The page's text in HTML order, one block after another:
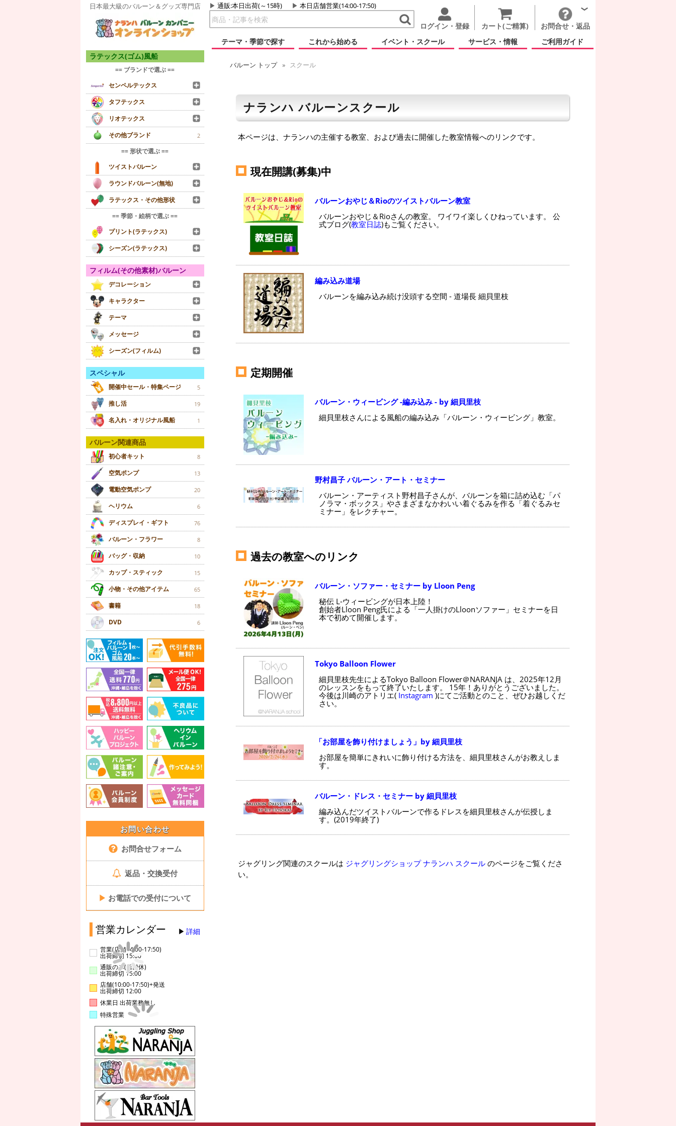
日本最大級のバルーン＆グッズ専門店 通販:本日出荷(～15時) 本日店舗営業(14:00-17:50)
ログイン・登録 カート(ご精算)
お問合せ・返品
テーマ・季節で探す
これから始める イベント・スクール サービス・情報 ご利用ガイド
ラテックス(ゴム)風船
== ブランドで選ぶ ==
センペルテックス
タフテックス
リオテックス
その他ブランド
2
== 形状で選ぶ ==
ツイストバルーン
ラウンドバルーン(無地)
ラテックス・その他形状
== 季節・絵柄で選ぶ ==
プリント(ラテックス)
シーズン(ラテックス)
フィルム(その他素材)バルーン
デコレーション
キャラクター
テーマ
メッセージ
シーズン(フィルム)
スペシャル
開催中セール・特集ページ 5
推し活 19
名入れ・オリジナル風船 1
バルーン関連商品
初心者キット 8
空気ポンプ 13
電動空気ポンプ 20
ヘリウム 6
ディスプレイ・ギフト 76
バルーン・フラワー 8
バッグ・収納 10
カップ・スティック 15
小物・その他アイテム 65
書籍 18
DVD 6
お問い合わせ
お問合せフォーム
返品・交換受付
▶ お電話での受付について
営業カレンダー 詳細
営業(店舗14:00-17:50)
出荷締切 15:00
通販のみ(店舗休)
出荷締切 15:00
店舗(10:00-17:50)+発送
出荷締切 12:00
休業日 出荷業務無し
特殊営業
バルーン トップ スクール
ナランハ バルーンスクール
本ページは、ナランハの主催する教室、および過去に開催した教室情報へのリンクです。
現在開講(募集)中
バルーンおやじ＆Rioのツイストバルーン教室
バルーンおやじ＆Rioさんの教室。 ワイワイ楽しくひねっています。 公
式ブログ(教室日誌)もご覧ください。
編み込み道場
バルーンを編み込み続け没頭する空間 - 道場長 細貝里枝
定期開催
バルーン・ウィービング -編み込み - by 細貝里枝
細貝里枝さんによる風船の編み込み「バルーン・ウィービング」教室。
野村昌子 バルーン・アート・セミナー
バルーン・アーティスト野村昌子さんが、バルーンを箱に詰め込む「パ
ノラマ・ボックス」やさまざまなかわいい着ぐるみを作る「着ぐるみセ
ミナー」をレクチャー。
過去の教室へのリンク
バルーン・ソファー・セミナー by Lloon Peng
秘伝 L-ウィービングが日本上陸！
創始者Lloon Peng氏による「一人掛けのLloonソファー」セミナーを日
本で初めて開催します。
Tokyo Balloon Flower
細貝里枝先生によるTokyo Balloon Flower＠NARANJA は、2025年12月
のレッスンをもって終了いたします。 15年！ありがとうございました。
今後は川崎のアトリエ( Instagram)にてご活動とのこと、ぜひお越しくだ
さい。
「お部屋を飾り付けましょう」by 細貝里枝
お部屋を簡単にきれいに飾り付ける方法を、細貝里枝さんがお教えしま
す。
バルーン・ドレス・セミナー by 細貝里枝
編み込んだツイストバルーンで作るドレスを細貝里枝さんが伝授しま
す。(2019年終了)
ジャグリング関連のスクールは ジャグリングショップ ナランハ スクール のページをご覧くださ
い。